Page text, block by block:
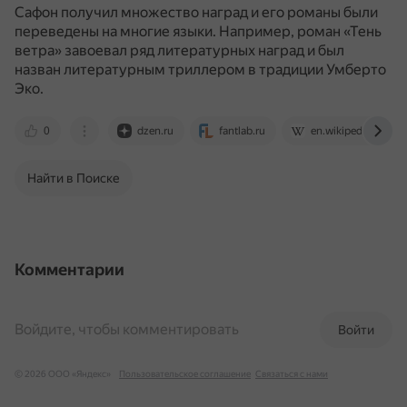
Сафон получил множество наград и его романы были
переведены на многие языки. Например, роман «Тень
ветра» завоевал ряд литературных наград и был
назван литературным триллером в традиции Умберто
Эко.
0 dzen.ru fantlab.ru en.wikipedia.org
Найти в Поиске
Комментарии
Войти
Войдите, чтобы комментировать
© 2026 ООО «Яндекс» Пользовательское соглашение Связаться с нами